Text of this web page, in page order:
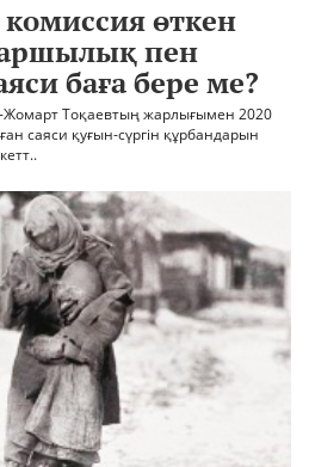
өткен
пен
баға бере ме?
Жомарт Тоқаевтың жарлығымен 2020
саяси қуғын-сүргін құрбандарын